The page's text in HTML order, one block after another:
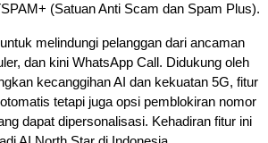
(Satuan Anti Scam dan Spam Plus).
melindungi pelanggan dari ancaman
dan kini WhatsApp Call. Didukung oleh
kecanggihan AI dan kekuatan 5G, fitur
tetapi juga opsi pemblokiran nomor
dapat dipersonalisasi. Kehadiran fitur ini